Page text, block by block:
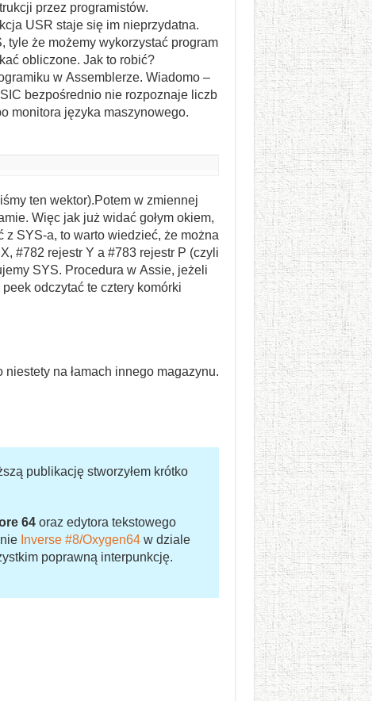
przez programistów.
USR staje się im nieprzydatna.
tyle że możemy wykorzystać program
obliczone. Jak to robić?
w Assemblerze. Wiadomo –
bezpośrednio nie rozpoznaje liczb
monitora języka maszynowego.
ten wektor).Potem w zmiennej
Więc jak już widać gołym okiem,
SYS-a, to warto wiedzieć, że można
#782 rejestr Y a #783 rejestr P (czyli
SYS. Procedura w Assie, jeżeli
odczytać te cztery komórki
na łamach innego magazynu.
publikację stworzyłem krótko
64oraz edytora tekstowego
Inverse #8/Oxygen64w dziale
poprawną interpunkcję.